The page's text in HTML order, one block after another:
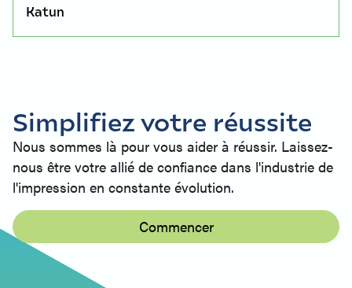
Katun
Simplifiez votre réussite
Nous sommes là pour vous aider à réussir. Laissez-
nous être votre allié de confiance dans l'industrie de
l'impression en constante évolution.
Commencer